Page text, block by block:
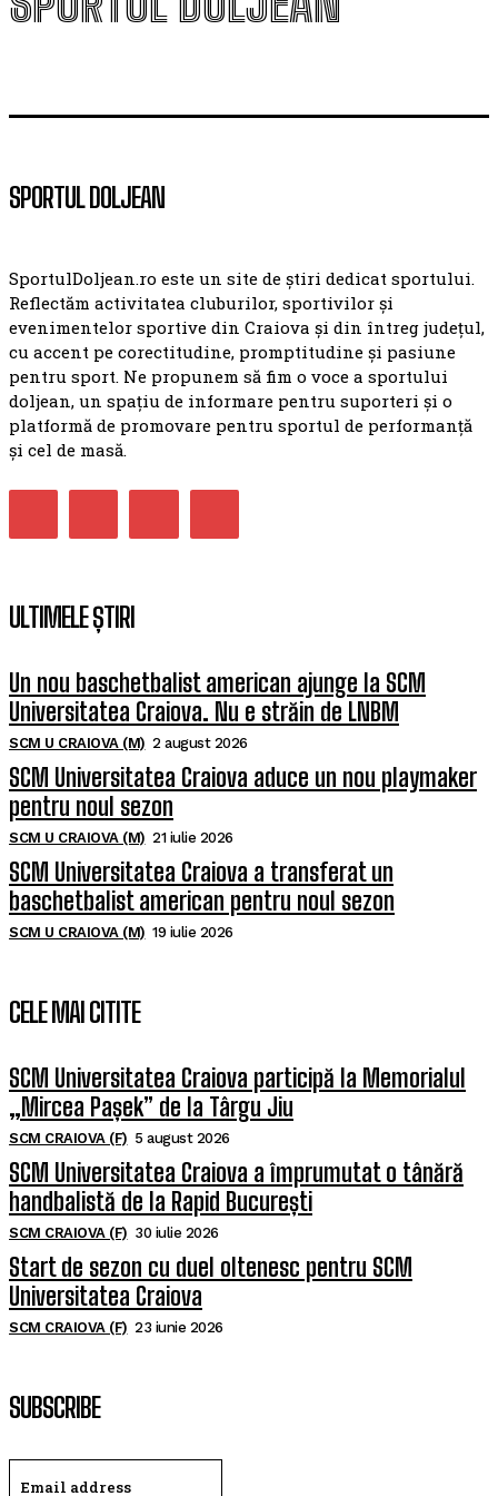
SPORTUL DOLJEAN
SportulDoljean.ro este un site de știri dedicat sportului.
Reflectăm activitatea cluburilor, sportivilor și
evenimentelor sportive din Craiova și din întreg județul,
cu accent pe corectitudine, promptitudine și pasiune
pentru sport. Ne propunem să fim o voce a sportului
doljean, un spațiu de informare pentru suporteri și o
platformă de promovare pentru sportul de performanță
și cel de masă.
ULTIMELE ȘTIRI
Un nou baschetbalist american ajunge la SCM
Universitatea Craiova. Nu e străin de LNBM
SCM U CRAIOVA (M) 2 august 2026
SCM Universitatea Craiova aduce un nou playmaker
pentru noul sezon
SCM U CRAIOVA (M) 21 iulie 2026
SCM Universitatea Craiova a transferat un
baschetbalist american pentru noul sezon
SCM U CRAIOVA (M) 19 iulie 2026
CELE MAI CITITE
SCM Universitatea Craiova participă la Memorialul
„Mircea Pașek” de la Târgu Jiu
SCM CRAIOVA (F) 5 august 2026
SCM Universitatea Craiova a împrumutat o tânără
handbalistă de la Rapid București
SCM CRAIOVA (F) 30 iulie 2026
Start de sezon cu duel oltenesc pentru SCM
Universitatea Craiova
SCM CRAIOVA (F) 23 iunie 2026
SUBSCRIBE